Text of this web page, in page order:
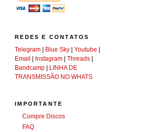
REDES E CONTATOS
Telegram | Blue Sky |Youtube |
Email | Instagram |Threads |
Bandcamp | LINHA DE
TRANSMISSÃO NO WHATS
IMPORTANTE
Compre Discos
FAQ